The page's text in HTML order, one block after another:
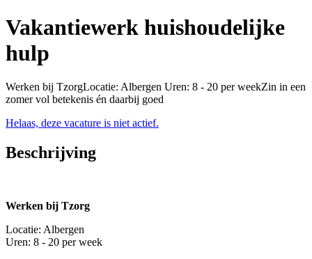
Vakantiewerk huishoudelijke
hulp
Werken bij TzorgLocatie: Albergen Uren: 8 - 20 per weekZin in een
zomer vol betekenis én daarbij goed
Helaas, deze vacature is niet actief.
Beschrijving
Werken bij Tzorg
Locatie: Albergen
Uren: 8 - 20 per week